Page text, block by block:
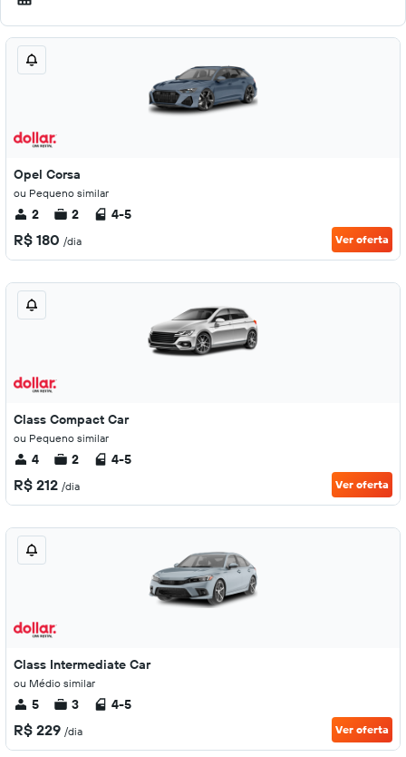
Opel Corsa
ou Pequeno similar
2 2 4-5
R$ 180 /dia Ver oferta
Class Compact Car
ou Pequeno similar
4 2 4-5
R$ 212 /dia Ver oferta
Class Intermediate Car
ou Médio similar
5 3 4-5
R$ 229 /dia Ver oferta